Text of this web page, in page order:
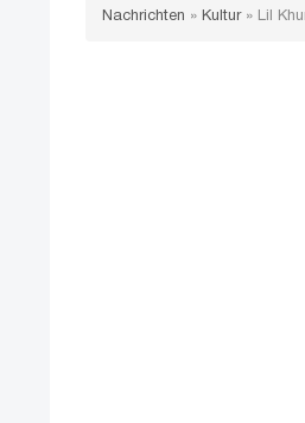
Nachrichten » Kultur» Lil